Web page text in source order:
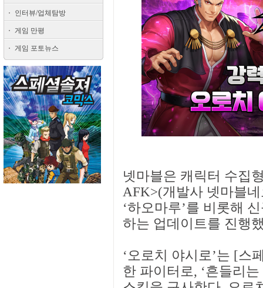
인터뷰/업체탐방
게임 만평
게임 포토뉴스
넷마블은 캐릭터 수집
AFK>(개발사 넷마블
‘하오마루’를 비롯해
하는 업데이트를 진행
‘오로치 야시로’는 [스
한 파이터로, ‘흔들리